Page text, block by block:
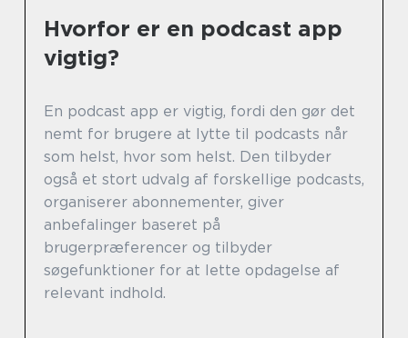
Hvorfor er en podcast app
vigtig?
En podcast app er vigtig, fordi den gør det
nemt for brugere at lytte til podcasts når
som helst, hvor som helst. Den tilbyder
også et stort udvalg af forskellige podcasts,
organiserer abonnementer, giver
anbefalinger baseret på
brugerpræferencer og tilbyder
søgefunktioner for at lette opdagelse af
relevant indhold.